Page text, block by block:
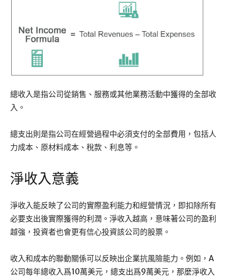
總收入是指公司從銷售、服務或其他業務活動中獲得的全部收
入。
總支出則是指公司在經營過程中必須支付的全部費用，包括人
力成本、原材料成本、稅款、利息等。
淨收入意義
淨收入能反映了公司的實際盈利能力和經營情況，即扣除所有
必要支出後實際獲得的利潤。淨收入越高，意味著公司的盈利
越強，投資者也會更有信心投資該公司的股票。
收入和成本的聯動關係可以反映出企業抗風險能力。例如，A
公司每年總收入爲10萬美元，總支出爲9萬美元，那麼淨收入